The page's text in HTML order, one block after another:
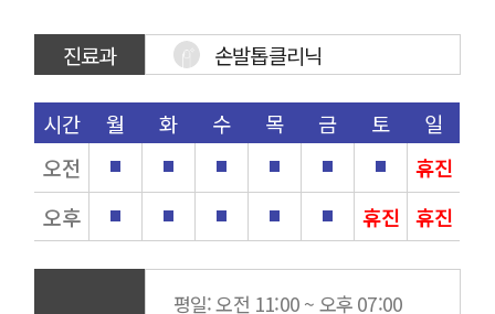
진료과 손발톱클리닉
시간 월 화 수 목 금 토
일
오전
휴진
오후
휴진 휴진
평일: 오전 11:00 ~ 오후 07:00